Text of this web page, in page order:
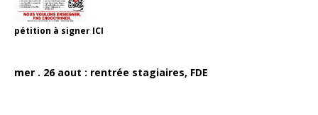
pétition à signer ICI
mer . 26 aout : rentrée stagiaires, FDE